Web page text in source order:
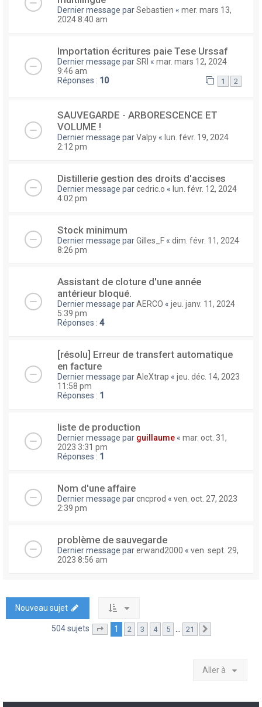
Dernier message parSebastien « mer. mars 13,
2024 8:40 am
Importation écritures paie Tese Urssaf
Dernier message parSRI « mar. mars 12, 2024
9:46 am
Réponses : 10 1 2
SAUVEGARDE - ARBORESCENCE ET
VOLUME !
Dernier message parValpy « lun. févr. 19, 2024
2:12 pm
Distillerie gestion des droits d'accises
Dernier message parcedric.o « lun. févr. 12, 2024
4:02 pm
Stock minimum
Dernier message parGilles_F « dim. févr. 11, 2024
8:26 pm
Assistant de cloture d'une année
antérieur bloqué.
Dernier message parAERCO « jeu. janv. 11, 2024
5:39 pm
Réponses : 4
[résolu] Erreur de transfert automatique
en facture
Dernier message parAleXtrap « jeu. déc. 14, 2023
11:58 pm
Réponses : 1
liste de production
Dernier message par guillaume « mar. oct. 31,
2023 3:31 pm
Réponses : 1
Nom d'une affaire
Dernier message parcncprod « ven. oct. 27, 2023
2:39 pm
problème de sauvegarde
Dernier message parerwand2000 « ven. sept. 29,
2023 8:56 am
Nouveau sujet
504 sujets Page sur21
1 2 3 4 5 … 21
Aller à